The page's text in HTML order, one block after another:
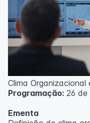
Clima Organizacional
Programação: 26 de
Ementa